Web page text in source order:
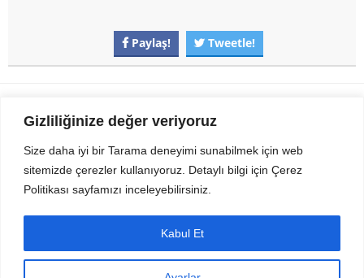
Gizliliğinize değer veriyoruz
Size daha iyi bir Tarama deneyimi sunabilmek için web
sitemizde çerezler kullanıyoruz. Detaylı bilgi için Çerez
Politikası sayfamızı inceleyebilirsiniz.
Kabul Et
Paylaş! Tweetle!
Gezi Seyahat indirvip apk
Sitemizden Son sürüm Program, Android Uygulama, Android Oyun, Apk
Dosyalarını indirip güvenle bilgisayar ve cep telefonlarınızda kullanabilirsiniz.